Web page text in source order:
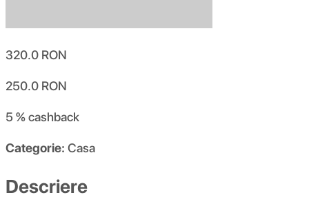
320.0 RON
250.0 RON
5 %cashback
Categorie: Casa
Descriere